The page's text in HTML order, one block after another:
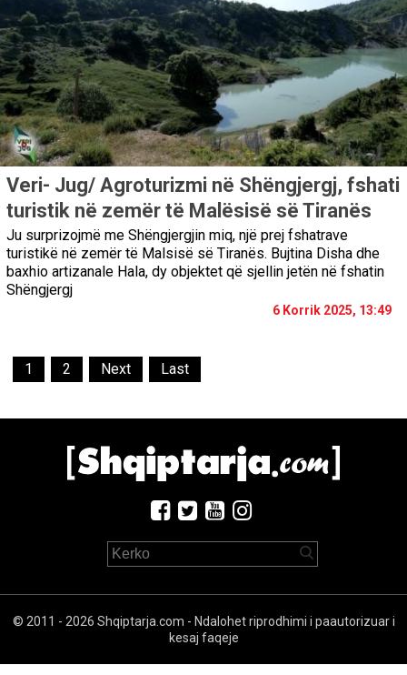
Veri- Jug/ Agroturizmi në Shëngjergj, fshati
turistik në zemër të Malësisë së Tiranës
Ju surprizojmë me Shëngjergjin miq, një prej fshatrave
turistikë në zemër të Malsisë së Tiranës. Bujtina Disha dhe
baxhio artizanale Hala, dy objektet që sjellin jetën në fshatin
Shëngjergj
6 Korrik 2025, 13:49
1 2 Next Last
© 2011 - 2026 Shqiptarja.com - Ndalohet riprodhimi i paautorizuar i
kesaj faqeje